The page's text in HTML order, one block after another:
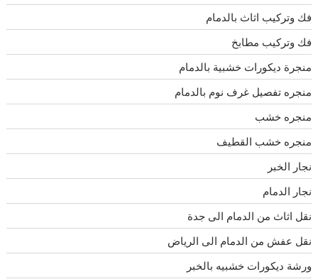
فك وتركيب اثاث بالدمام
فك وتركيب مطابخ
منجرة ديكورات خشبية بالدمام
منجره تفصيل غرف نوم بالدمام
منجره خشب
منجره خشب القطيف
نجار الخبر
نجار الدمام
نقل اثاث من الدمام الى جدة
نقل عفش من الدمام الى الرياض
ورشة ديكورات خشبيه بالخبر